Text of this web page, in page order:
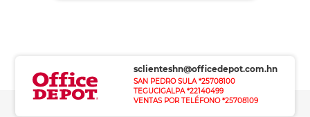
sclienteshn@officedepot.com.hn
SAN PEDRO SULA *25708100
TEGUCIGALPA *22140499
VENTAS POR TELÉFONO *25708109